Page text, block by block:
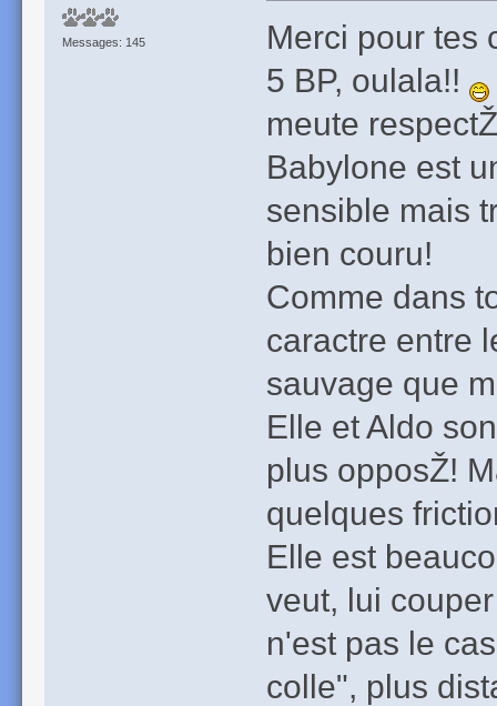
Messages: 145
Merci pour tes
5 BP, oulala!!
meute
Babylone est
sensible mais
bien couru!
Comme dans
caractre
sauvage que
Elle et Aldo
plus opposŽ!
quelques
Elle est
veut, lui
n'est pas le
colle", plus